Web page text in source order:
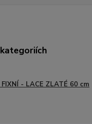
FIXNÍ - LACE ZLATÉ 60 cm